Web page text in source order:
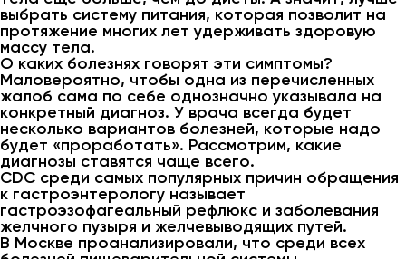
выбрать систему питания, которая позволит на
протяжение многих лет удерживать здоровую
массу тела.
О каких болезнях говорят эти симптомы?
Маловероятно, чтобы одна из перечисленных
жалоб сама по себе однозначно указывала на
конкретный диагноз. У врача всегда будет
несколько вариантов болезней, которые надо
будет «проработать». Рассмотрим, какие
диагнозы ставятся чаще всего.
CDC среди самых популярных причин обращения
к гастроэнтерологу называет
гастроэзофагеальный рефлюкс и заболевания
желчного пузыря и желчевыводящих путей.
В Москве проанализировали, что среди всех